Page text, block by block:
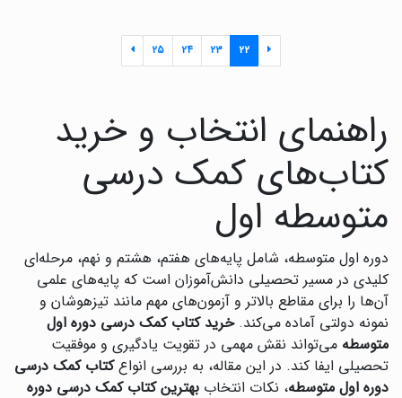
۲۲ ۲۳ ۲۴ ۲۵
راهنمای انتخاب و خرید
کتاب‌های کمک درسی
متوسطه اول
دوره اول متوسطه، شامل پایه‌های هفتم، هشتم و نهم، مرحله‌ای
کلیدی در مسیر تحصیلی دانش‌آموزان است که پایه‌های علمی
آن‌ها را برای مقاطع بالاتر و آزمون‌های مهم مانند تیزهوشان و
نمونه دولتی آماده می‌کند.خرید کتاب کمک درسی دوره اول
متوسطه می‌تواند نقش مهمی در تقویت یادگیری و موفقیت
تحصیلی ایفا کند. در این مقاله، به بررسی انواعکتاب کمک درسی
دوره اول متوسطه، نکات انتخاب بهترین کتاب کمک درسی دوره